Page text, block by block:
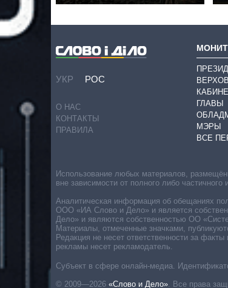
УКР РОС
О НАС
КОНТАКТЫ
ПРАВИЛА
ГЛАВЫ
МЭРЫ
ВСЕ
Субъект в сфере онлайн-медиа.
© 2009—2026 «Слово и Дело» Все права
Использование любых материалов,
вне зависимости от полного либо частичного
Аналитическая информация об обещаниях
ООО «ИА Слово и Дело» и является
Дело» и являются собственностью ОО
Материалы, отмеченные значками,
Редакция не несет ответственности за
рекламы несет рекламодатель.